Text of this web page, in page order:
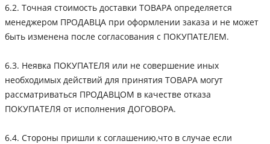
6.2. Точная стоимость доставки ТОВАРА определяется
менеджером ПРОДАВЦА при оформлении заказа и не может
быть изменена после согласования с ПОКУПАТЕЛЕМ.
6.3. Неявка ПОКУПАТЕЛЯ или не совершение иных
необходимых действий для принятия ТОВАРА могут
рассматриваться ПРОДАВЦОМ в качестве отказа
ПОКУПАТЕЛЯ от исполнения ДОГОВОРА.
6.4. Стороны пришли к соглашению,что в случае если